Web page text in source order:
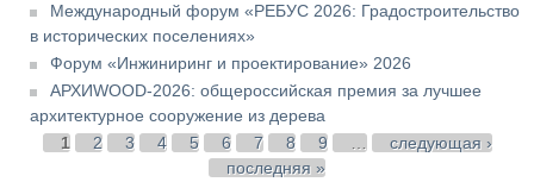
Международный форум «РЕБУС 2026: Градостроительство
в исторических поселениях»
Форум «Инжиниринг и проектирование» 2026
АРХИWOOD-2026: общероссийская премия за лучшее
архитектурное сооружение из дерева
Страницы
1 2 3 4 5 6 7 8 9 …
следующая ›
последняя »